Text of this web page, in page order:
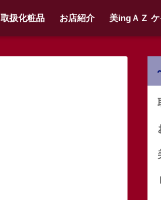
取扱化粧品 お店紹介 美ingＡＺ